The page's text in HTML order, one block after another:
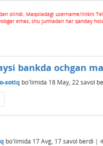
olindi. Maqoladagi username/linkni
emas, shu jumladan har qanday
bankda ochgan
sotiq bo'limida 18 May, 22savol
bo'limida 17 Avg, 17savol berdi |